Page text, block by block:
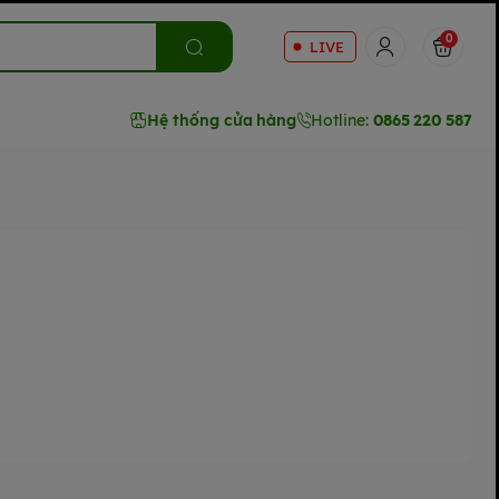
LIVE 0
Hệ thống cửa hàng Hotline: 0865 220 587